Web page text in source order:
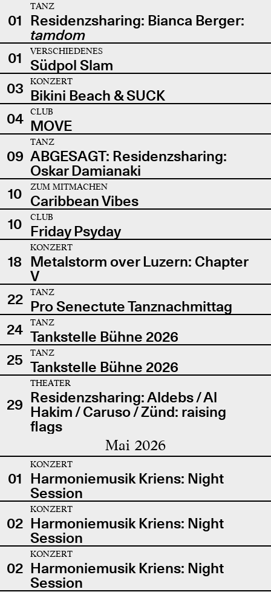
01
TANZ
Residenzsharing: Bianca Berger:
tamdom
01
VERSCHIEDENES
Südpol Slam
03
KONZERT
Bikini Beach & SUCK
04
CLUB
MOVE
09
TANZ
ABGESAGT: Residenzsharing:
Oskar Damianaki
10
ZUM MITMACHEN
Caribbean Vibes
10
CLUB
Friday Psyday
18
KONZERT
Metalstorm over Luzern: Chapter
V
22
TANZ
Pro Senectute Tanznachmittag
24
TANZ
Tankstelle Bühne 2026
25
TANZ
Tankstelle Bühne 2026
29
THEATER
Residenzsharing: Aldebs / Al
Hakim / Caruso / Zünd: raising
flags
Mai 2026
01
KONZERT
Harmoniemusik Kriens: Night
Session
02
KONZERT
Harmoniemusik Kriens: Night
Session
02
KONZERT
Harmoniemusik Kriens: Night
Session